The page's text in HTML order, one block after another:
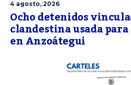
4 agosto, 2026
Ocho detenidos
clandestina usada
en Anzoátegui